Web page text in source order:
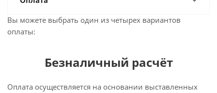
Вы можете выбрать один из четырех вариантов
оплаты:
Безналичный расчёт
Оплата осуществляется на основании выставленных